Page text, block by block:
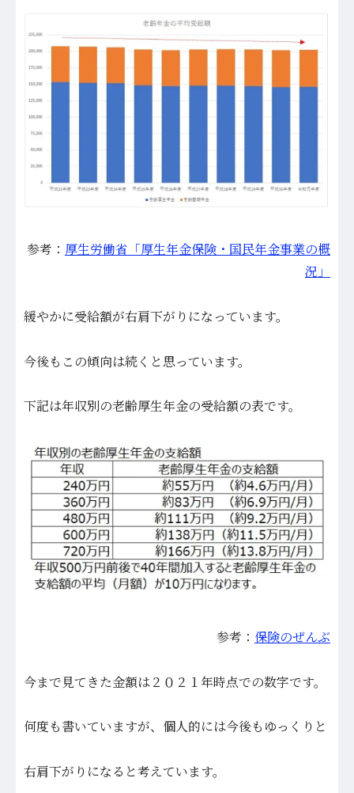
参考： 厚生労働省「厚生年金保険・国民年金事業の概
況」
緩やかに受給額が右肩下がりになっています。
今後もこの傾向は続くと思っています。
下記は年収別の老齢厚生年金の受給額の表です。
参考： 保険のぜんぶ
今まで見てきた金額は２０２１年時点での数字です。
何度も書いていますが、個人的には今後もゆっくりと
右肩下がりになると考えています。